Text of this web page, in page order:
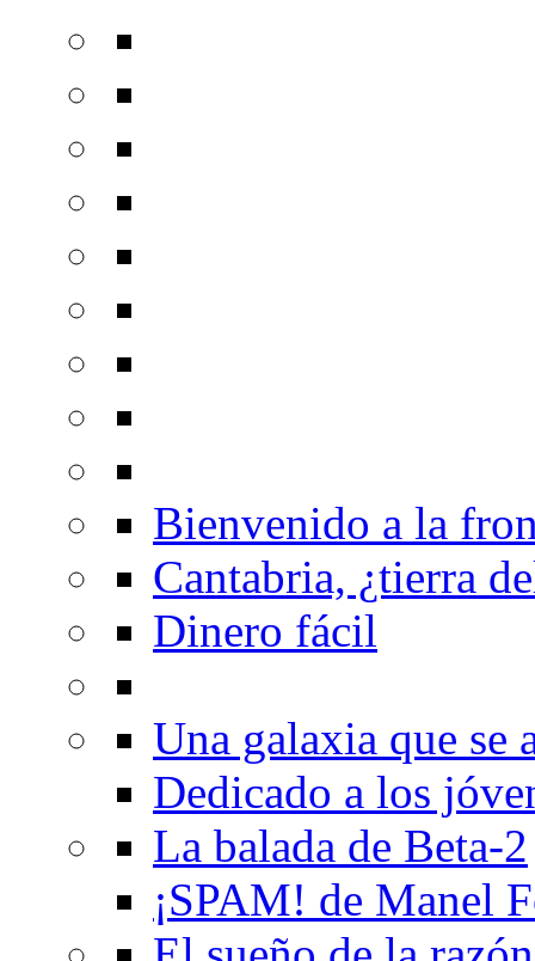
Bienvenido a la
Cantabria, ¿tierra
Dinero fácil
Una galaxia que se
Dedicado a los
La balada de Beta-2
¡SPAM! de Manel